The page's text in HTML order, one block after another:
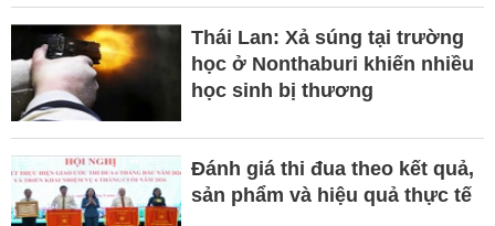
Thái Lan: Xả súng tại trường
học ở Nonthaburi khiến nhiều
học sinh bị thương
Đánh giá thi đua theo kết quả,
sản phẩm và hiệu quả thực tế